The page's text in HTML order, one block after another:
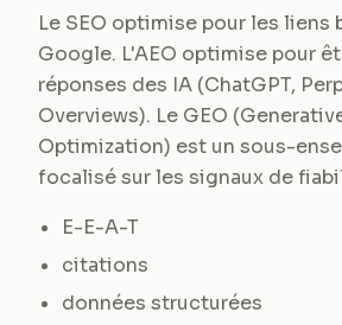
Le SEO optimise pour les liens
Google. L'AEO optimise pour
réponses des IA (ChatGPT,
Overviews). Le GEO
Optimization) est un sous-
focalisé sur les signaux de
E-E-A-T
citations
données structurées